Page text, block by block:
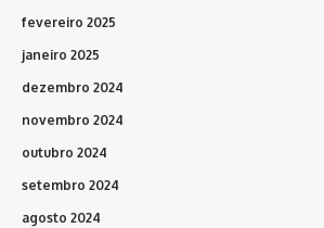
fevereiro 2025
janeiro 2025
dezembro 2024
novembro 2024
outubro 2024
setembro 2024
agosto 2024